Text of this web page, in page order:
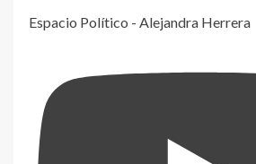
Espacio Político - Alejandra Herrera